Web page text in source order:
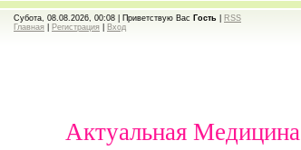
Субота, 08.08.2026, 00:08 | Приветствую Вас Гость
RSS
Главная
Регистрация Вход
Актуальная Медицина